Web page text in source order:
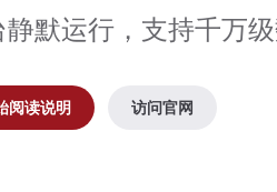
静默运行，支持千万
阅读说明 访问官网